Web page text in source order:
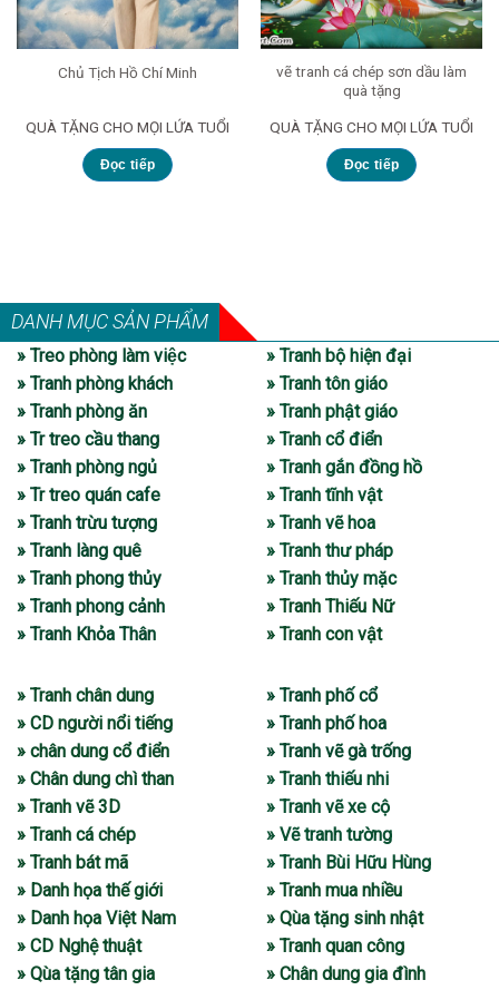
Chủ Tịch Hồ Chí Minh
QUÀ TẶNG CHO MỌI LỨA TUỔI
Đọc tiếp
vẽ tranh cá chép sơn dầu làm
quà tặng
QUÀ TẶNG CHO MỌI LỨA TUỔI
Đọc tiếp
DANH MỤC SẢN PHẨM
» Treo phòng làm việc
» Tranh phòng khách
» Tranh phòng ăn
» Tr treo cầu thang
» Tranh phòng ngủ
» Tr treo quán cafe
» Tranh trừu tượng
» Tranh làng quê
» Tranh phong thủy
» Tranh phong cảnh
» Tranh Khỏa Thân
» Tranh bộ hiện đại
» Tranh tôn giáo
» Tranh phật giáo
» Tranh cổ điển
» Tranh gắn đồng hồ
» Tranh tĩnh vật
» Tranh vẽ hoa
» Tranh thư pháp
» Tranh thủy mặc
» Tranh Thiếu Nữ
» Tranh con vật
» Tranh chân dung
» CD người nổi tiếng
» chân dung cổ điển
» Chân dung chì than
» Tranh vẽ 3D
» Tranh cá chép
» Tranh bát mã
» Danh họa thế giới
» Danh họa Việt Nam
» CD Nghệ thuật
» Qùa tặng tân gia
» Tranh phố cổ
» Tranh phố hoa
» Tranh vẽ gà trống
» Tranh thiếu nhi
» Tranh vẽ xe cộ
» Vẽ tranh tường
» Tranh Bùi Hữu Hùng
» Tranh mua nhiều
» Qùa tặng sinh nhật
» Tranh quan công
» Chân dung gia đình